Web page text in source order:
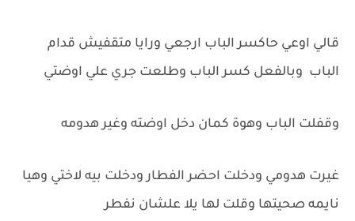
قالي اوعي حاكسر الباب ارجعي ورايا متقفيش قدام
الباب وبالفعل كسر الباب وطلعت جري علي اوضتي
وقفلت الباب وهوة كمان دخل اوضته وغير هدومه
غيرت هدومي ودخلت احضر الفطار ودخلت بيه لاختي وهيا
نايمه صحيتها وقلت لها يلا علشان نفطر